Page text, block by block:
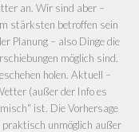
an. Wir sind aber –
stärksten betroffen sein
Planung – also Dinge die
möglich sind.
holen. Aktuell –
(außer der Info es
ist. Die Vorhersage
unmöglich außer